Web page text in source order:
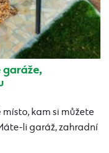
kam si můžete
li garáž, zahradní